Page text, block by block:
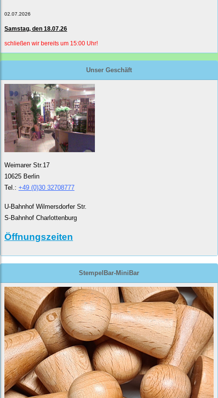
02.07.2026
Samstag, den 18.07.26
schließen wir bereits um 15:00 Uhr!
Unser Geschäft
Weimarer Str.17
10625 Berlin
Tel.: +49 (0)30 32708777
U-Bahnhof Wilmersdorfer Str.
S-Bahnhof Charlottenburg
Öffnungszeiten
StempelBar-MiniBar